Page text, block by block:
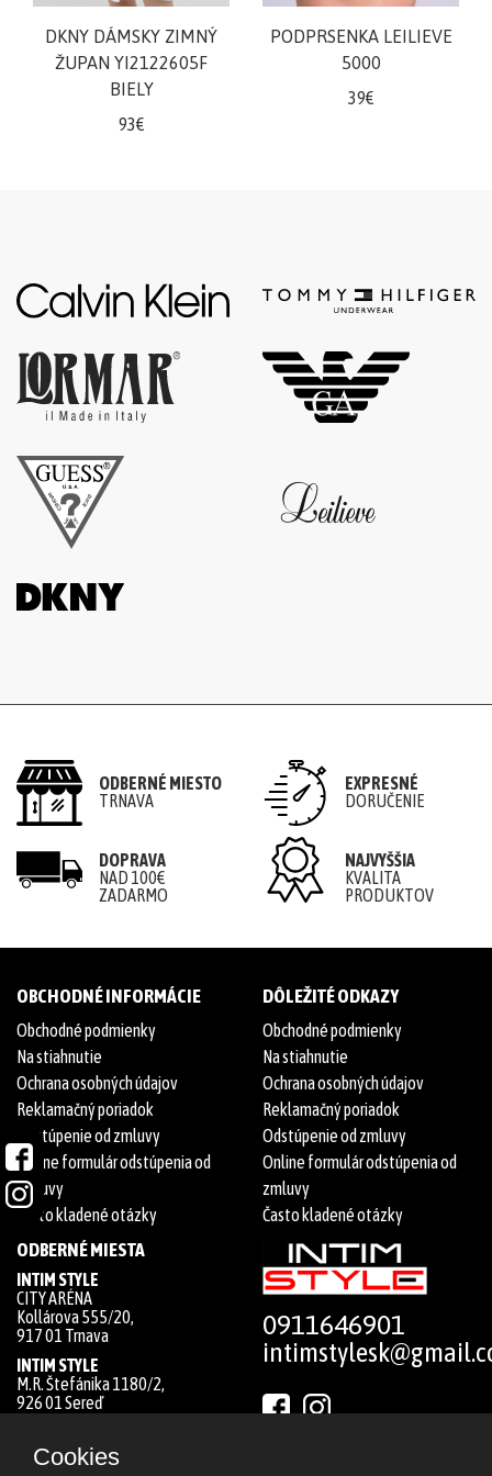
Teplákové
kabáty
šaty
Vianočné
šaty
Blúzky,
košele
DKNY DÁMSKY ZIMNÝ
ŽUPAN YI2122605F
BIELY
93€
PODPRSENKA LEILIEVE
5000
39€
ODBERNÉ MIESTO
TRNAVA
EXPRESNÉ
DORUČENIE
DOPRAVA
NAD 100€
ZADARMO
NAJVYŠŠIA
KVALITA
PRODUKTOV
OBCHODNÉ INFORMÁCIE
Obchodné podmienky
Na stiahnutie
Ochrana osobných údajov
Reklamačný poriadok
Odstúpenie od zmluvy
Online formulár odstúpenia od
zmluvy
Často kladené otázky
DÔLEŽITÉ ODKAZY
Obchodné podmienky
Na stiahnutie
Ochrana osobných údajov
Reklamačný poriadok
Odstúpenie od zmluvy
Online formulár odstúpenia od
zmluvy
Často kladené otázky
ODBERNÉ MIESTA
INTIM STYLE
CITY ARÉNA
Kollárova 555/20,
917 01 Trnava
INTIM STYLE
M.R. Štefánika 1180/2,
926 01 Sereď
0911646901
Cookies